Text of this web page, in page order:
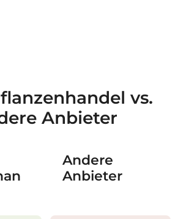
vs.
Anbieter
Andere
Anbieter